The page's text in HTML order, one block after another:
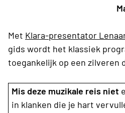
Met Klara-presentator
gids wordt het klassiek
toegankelijk op een zilveren
Mis deze muzikale reis niet
in klanken die je hart